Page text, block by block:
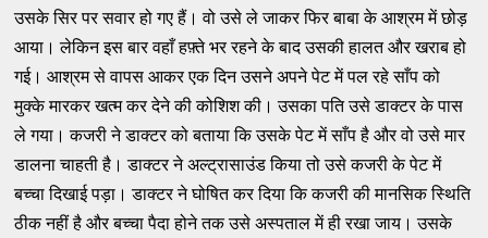
उसके सिर पर सवार हो गए हैं। वो उसे ले जाकर फिर बाबा के आश्रम में छोड़
आया। लेकिन इस बार वहाँ हफ़्ते भर रहने के बाद उसकी हालत और खराब हो
गई। आश्रम से वापस आकर एक दिन उसने अपने पेट में पल रहे साँप को
मुक्के मारकर खत्म कर देने की कोशिश की। उसका पति उसे डाक्टर के पास
ले गया। कजरी ने डाक्टर को बताया कि उसके पेट में साँप है और वो उसे मार
डालना चाहती है। डाक्टर ने अल्ट्रासाउंड किया तो उसे कजरी के पेट में
बच्चा दिखाई पड़ा। डाक्टर ने घोषित कर दिया कि कजरी की मानसिक स्थिति
ठीक नहीं है और बच्चा पैदा होने तक उसे अस्पताल में ही रखा जाय। उसके